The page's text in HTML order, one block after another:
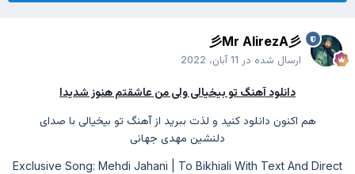
彡Mr AlirezA彡
ارسال شده در 11 آبان، 2022
دانلود آهنگ تو بیخیالی ولی من عاشقتم هنوز شدیدا
هم اکنون دانلود کنید و لذت ببرید از آهنگ تو بیخیالی با صدای
دلنشین مهدی جهانی
Exclusive Song: Mehdi Jahani | To Bikhiali With Text And Direct